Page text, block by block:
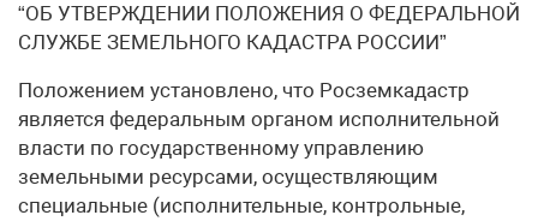
“ОБ УТВЕРЖДЕНИИ ПОЛОЖЕНИЯ О ФЕДЕРАЛЬНОЙ
СЛУЖБЕ ЗЕМЕЛЬНОГО КАДАСТРА РОССИИ”
Положением установлено, что Росземкадастр
является федеральным органом исполнительной
власти по государственному управлению
земельными ресурсами, осуществляющим
специальные (исполнительные, контрольные,